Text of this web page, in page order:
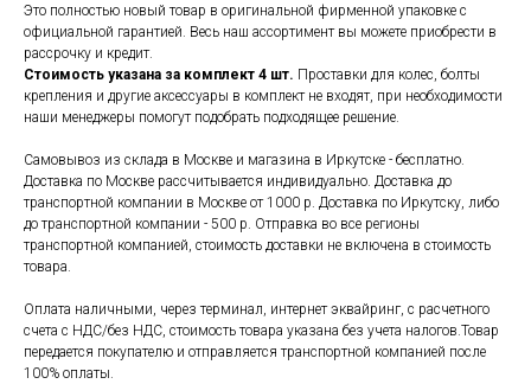
Это полностью новый товар в оригинальной фирменной упаковке с
официальной гарантией. Весь наш ассортимент вы можете приобрести в
рассрочку и кредит.
Стоимость указана за комплект 4 шт. Проставки для колес, болты
крепления и другие аксессуары в комплект не входят, при необходимости
наши менеджеры помогут подобрать подходящее решение.
Самовывоз из склада в Москве и магазина в Иркутске - бесплатно.
Доставка по Москве рассчитывается индивидуально. Доставка до
транспортной компании в Москве от 1000 р. Доставка по Иркутску, либо
до транспортной компании - 500 р. Отправка во все регионы
транспортной компанией, стоимость доставки не включена в стоимость
товара.
Оплата наличными, через терминал, интернет эквайринг, с расчетного
счета с НДС/без НДС, стоимость товара указана без учета налогов.Товар
передается покупателю и отправляется транспортной компанией после
100% оплаты.